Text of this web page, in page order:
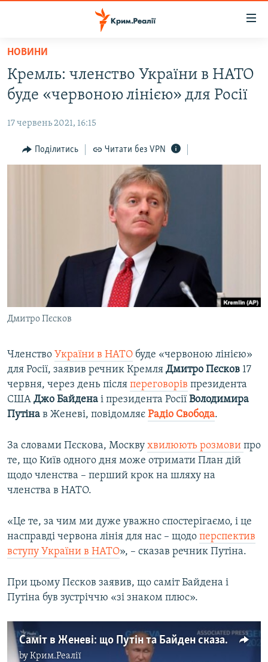
Перейти
основного
матеріалу
Перейти
до
навігації
Перейти
ВОДА.КРИМ
ВІДЕО ТА ФОТО
ПОЛІТИКА
БЛОГИ
ДЕПОРТАЦІЯ
ВІДЕОУРОКИ «ELIFBE»
СВІДЧЕННЯ ОКУПАЦІЇ
УКРАЇНСЬКА ПРОБЛЕМА КРИМУ
ЯК ОБІЙТИ БЛОКУВАННЯ
Qırımtatar
Усі сайти RFE/RL
НОВИНИ
Кремль: членство України в НАТО
буде «червоною лінією» для Росії
17 червень 2021, 16:15
Поділитись Читати без VPN
Дмитро Пєсков
Членство України в НАТО буде «червоною лінією»
для Росії, заявив речник Кремля Дмитро Пєсков 17
червня, через день після переговорів президента
США Джо Байдена і президента Росії Володимира
Путіна в Женеві, повідомляє Радіо Свобода.
За словами Пєскова, Москву хвилюють розмови про
те, що Київ одного дня може отримати План дій
щодо членства – перший крок на шляху на
членства в НАТО.
«Це те, за чим ми дуже уважно спостерігаємо, і це
насправді червона лінія для нас – щодо перспектив
вступу України в НАТО», – сказав речник Путіна.
При цьому Пєсков заявив, що саміт Байдена і
Путіна був зустріччю «зі знаком плюс».
Саміт в Женеві: що Путін та Байден сказали про Україну – відео
byКрим.Реалії